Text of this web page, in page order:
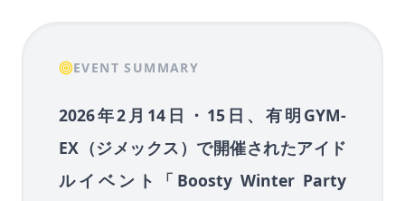
EVENT SUMMARY
2026年2月14日・15日、有明GYM-
EX（ジメックス）で開催されたアイド
ルイベント「Boosty Winter Party